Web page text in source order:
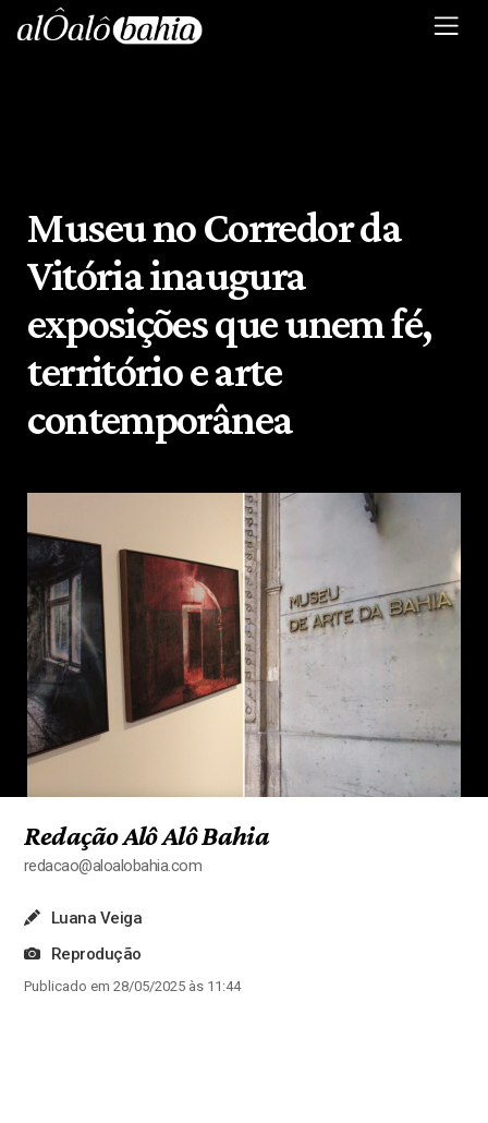
Museu no Corredor da
Vitória inaugura
exposições que unem fé,
território e arte
contemporânea
Redação Alô Alô Bahia
redacao@aloalobahia.com
Luana Veiga
Reprodução
Publicado em 28/05/2025 às 11:44